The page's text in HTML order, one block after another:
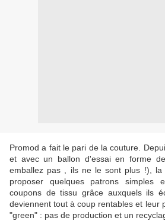
Promod a fait le pari de la couture.
et avec un ballon d'essai en forme
emballez pas , ils ne le sont plus !),
proposer quelques patrons simples
coupons de tissu grâce auxquels ils
deviennent tout à coup rentables et leur
"green" : pas de production et un